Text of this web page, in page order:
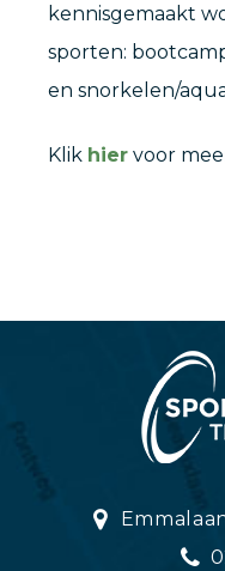
kennisgemaakt
sporten:
en snorkelen/
Klik hier voor